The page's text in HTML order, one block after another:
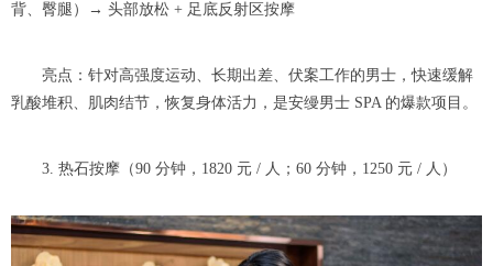
背、臀腿）→ 头部放松 + 足底反射区按摩
亮点：针对高强度运动、长期出差、伏案工作的男士，快速缓解
乳酸堆积、肌肉结节，恢复身体活力，是安缦男士 SPA 的爆款项目。
3. 热石按摩（90 分钟，1820 元 / 人；60 分钟，1250 元 / 人）